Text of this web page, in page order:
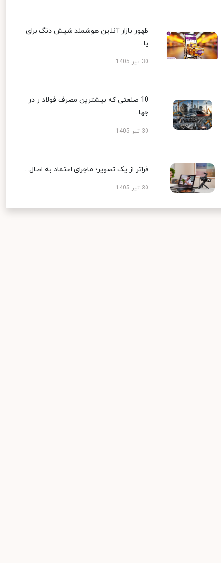
ظهور بازار آنلاین هوشمند شیش دنگ برای
پا...
30 تیر 1405
10 صنعتی که بیشترین مصرف فولاد را در
جها...
30 تیر 1405
فراتر از یک تصویر؛ ماجرای اعتماد به اصال...
30 تیر 1405